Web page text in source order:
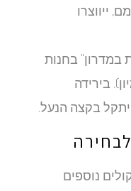
בחנות
בירידה
בקצה הנעל.
נוספים